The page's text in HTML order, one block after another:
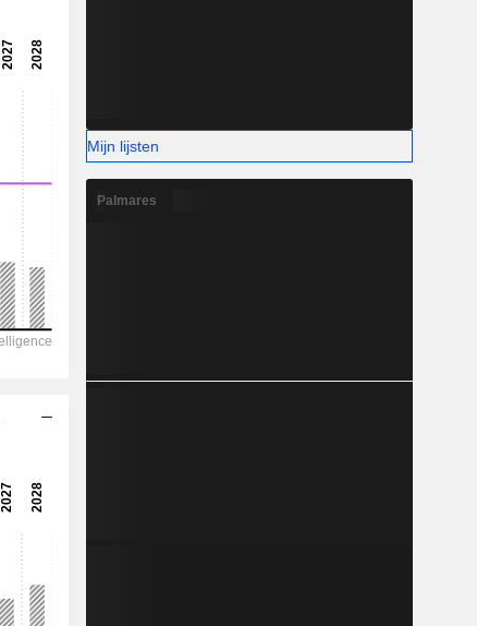
6,95%
101.860
Mijn lijsten
Palmares